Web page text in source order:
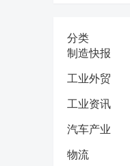
分类
制造快报
工业外贸
工业资讯
汽车产业
物流